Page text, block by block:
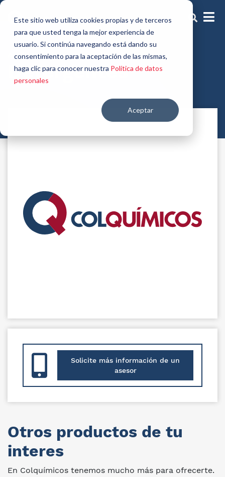
Este sitio web utiliza cookies propias y de terceros
para que usted tenga la mejor experiencia de
usuario. Si continúa navegando está dando su
consentimiento para la aceptación de las mismas,
haga clic para conocer nuestra Política de datos
personales
Aceptar
Auxiliares de pretratamiento
Detergentes
Solicite más información de un
asesor
Otros productos de tu
interes
En Colquímicos tenemos mucho más para ofrecerte.